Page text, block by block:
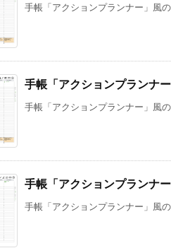
手帳「アクションプランナー」風
手帳「アクションプランナ
手帳「アクションプランナー」風
手帳「アクションプランナ
手帳「アクションプランナー」風